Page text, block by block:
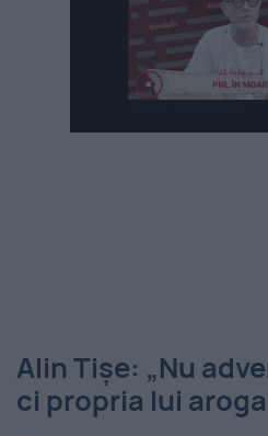
Alin Tișe: „Nu
ci propria lui